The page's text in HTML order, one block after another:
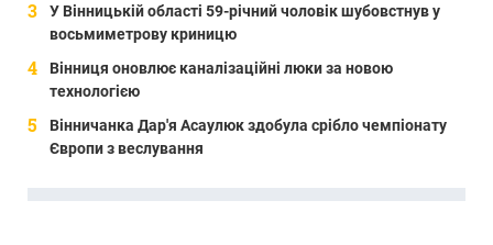
У Вінницькій області 59-річний чоловік шубовстнув у
восьмиметрову криницю
Вінниця оновлює каналізаційні люки за новою
технологією
Вінничанка Дар'я Асаулюк здобула срібло чемпіонату
Європи з веслування